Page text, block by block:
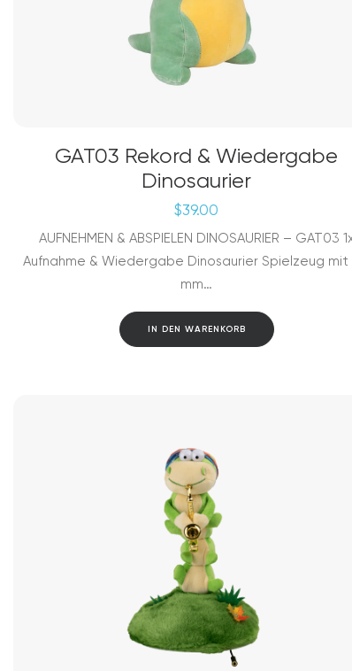
GAT03 Rekord & Wiedergabe
Dinosaurier
$39.00
AUFNEHMEN & ABSPIELEN DINOSAURIER – GAT03
Aufnahme & Wiedergabe Dinosaurier Spielzeug mit
mm…
IN DEN WARENKORB